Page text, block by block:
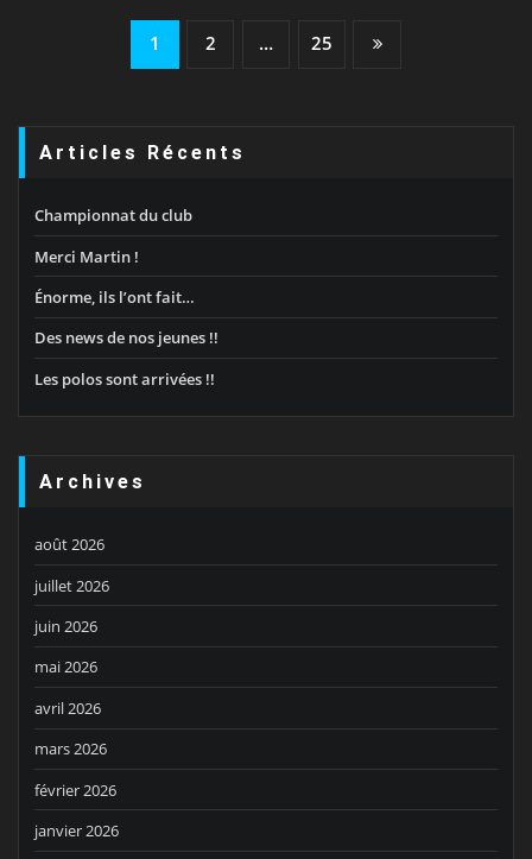
Pagination
Publications
1 2 … 25
Articles Récents
Championnat du club
Merci Martin !
Énorme, ils l’ont fait…
Des news de nos jeunes !!
Les polos sont arrivées !!
Archives
août 2026
juillet 2026
juin 2026
mai 2026
avril 2026
mars 2026
février 2026
janvier 2026